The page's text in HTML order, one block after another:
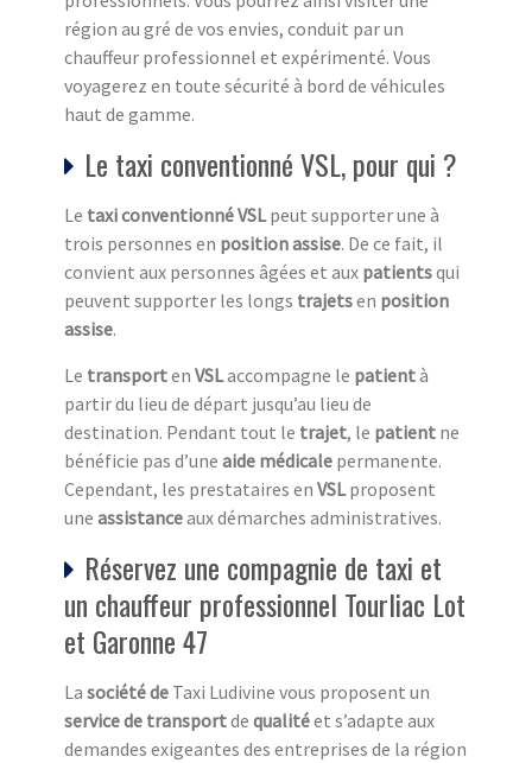
région au gré de vos envies, conduit par un
chauffeur professionnel et expérimenté. Vous
voyagerez en toute sécurité à bord de véhicules
haut de gamme.
Le taxi conventionné VSL, pour qui ?
Le taxi conventionné VSLpeut supporter une à
trois personnes en position assise. De ce fait, il
convient aux personnes âgées et aux patientsqui
peuvent supporter les longs trajetsen position
assise.
Le transporten VSLaccompagne le patientà
partir du lieu de départ jusqu’au lieu de
destination. Pendant tout le trajet, le patient ne
bénéficie pas d’une aide médicale permanente.
Cependant, les prestataires en VSLproposent
une assistanceaux démarches administratives.
Réservez une compagnie de taxi et
un chauffeur professionnel Tourliac Lot
et Garonne 47
La société de Taxi Ludivine vous proposent un
service de transportde qualitéet s’adapte aux
demandes exigeantes des entreprises de la région